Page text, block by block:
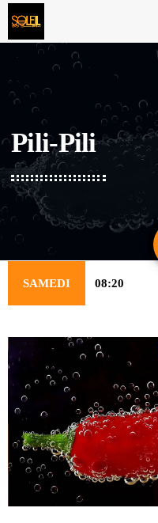
Pili-Pili
SAMEDI 08:20